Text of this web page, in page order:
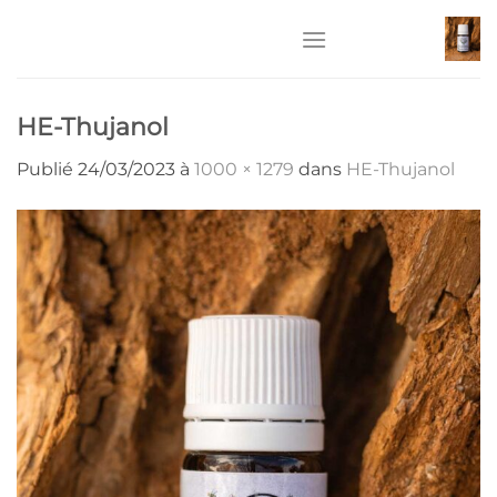
HE-Thujanol
Publié 24/03/2023 à 1000 × 1279 dans HE-Thujanol